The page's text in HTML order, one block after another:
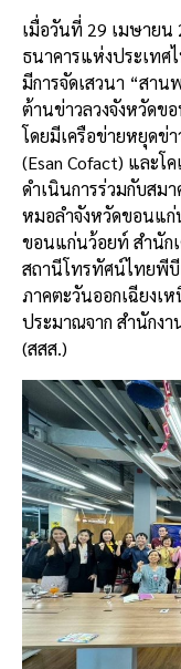
เมื่อวันที่ 29 เมษายน
ธนาคารแห่งประเทศ
มีการจัดเสวนา “สาน
ต้านข่าวลวงจังหวัดข
โดยมีเครือข่ายหยุดข่
(Esan Cofact) และ
ดำเนินการร่วมกับสม
หมอลำจังหวัดขอนแก่
ขอนแก่นว้อยท์ สำนัก
สถานีโทรทัศน์ไทยพีบี
ภาคตะวันออกเฉียงเ
ประมาณจาก สำนักง
(สสส.)